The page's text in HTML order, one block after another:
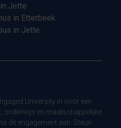
Jette
in Etterbeek
in Jette
University in voor een
onderwijs en maatschappelijke
dit engagement aan. Steun